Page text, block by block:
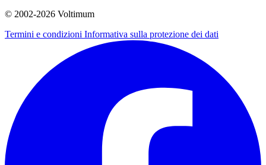
© 2002-2026 Voltimum
Termini e condizioni Informativa sulla protezione dei dati